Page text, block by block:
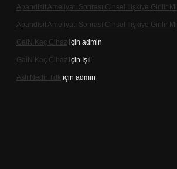
Apandisit Ameliyatı Sonrası Cinsel Ilişkiye Girilir Mi
Apandisit Ameliyatı Sonrası Cinsel Ilişkiye Girilir Mi
Gai̇N Kaç Cihaz için admin
Gai̇N Kaç Cihaz için Işıl
Aslı Nedir Tdk için admin